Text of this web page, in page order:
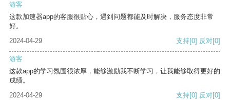
游客
这款加速器app的客服很贴心，遇到问题都能及时解决，服务态度非常
好。
2024-04-29
支持[0] 反对[0]
游客
这款app的学习氛围很浓厚，能够激励我不断学习，让我能够取得更好的
成绩。
2024-04-29
支持[0] 反对[0]